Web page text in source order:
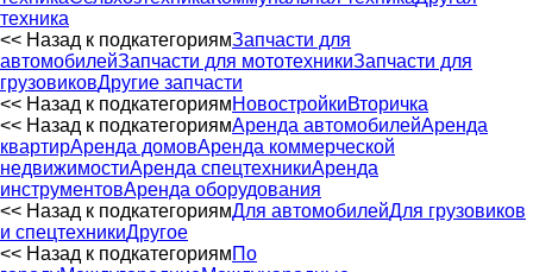
техника
<< Назад к подкатегориямЗапчасти для
автомобилейЗапчасти для мототехникиЗапчасти для
грузовиковДругие запчасти
<< Назад к подкатегориямНовостройкиВторичка
<< Назад к подкатегориямАренда автомобилейАренда
квартирАренда домовАренда коммерческой
недвижимостиАренда спецтехникиАренда
инструментовАренда оборудования
<< Назад к подкатегориямДля автомобилейДля грузовиков
и спецтехникиДругое
<< Назад к подкатегориямПо